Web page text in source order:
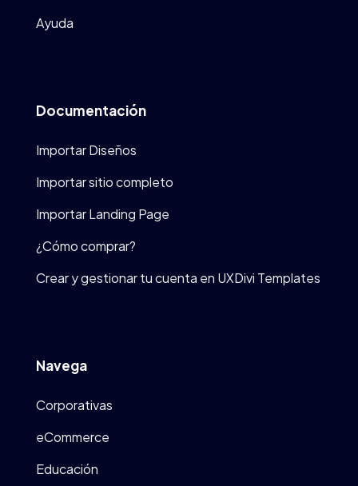
Ayuda
Documentación
Importar Diseños
Importar sitio completo
Importar Landing Page
¿Cómo comprar?
Crear y gestionar tu cuenta en UXDivi Templates
Navega
Corporativas
eCommerce
Educación